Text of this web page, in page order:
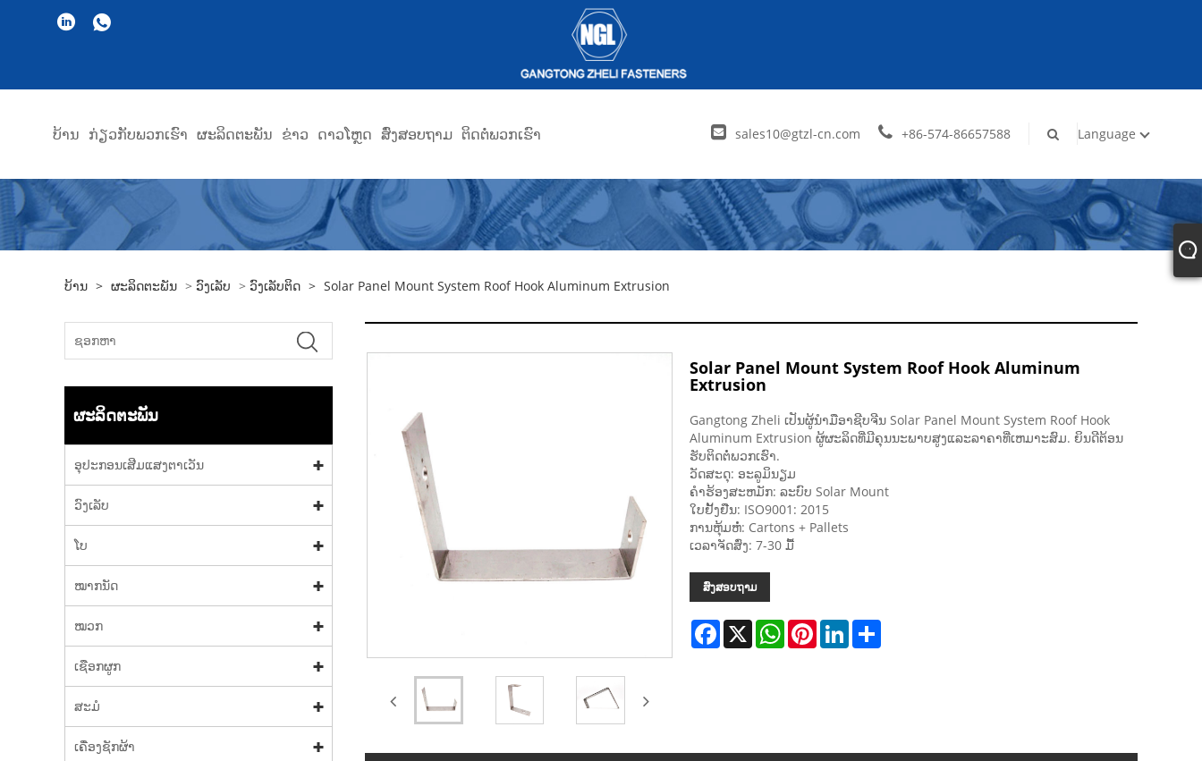
ບ້ານ ກ່ຽວ​ກັບ​ພວກ​ເຮົາ ຜະລິດຕະພັນ ຂ່າວ ດາວໂຫຼດ ສົ່ງສອບຖາມ ຕິດຕໍ່ພວກເຮົາ sales10@gtzl-cn.com +86-574-86657588 Language
ບ້ານ > ຜະລິດຕະພັນ > ວົງເລັບ > ວົງເລັບຕິດ > Solar Panel Mount System Roof Hook Aluminum Extrusion
ຜະລິດຕະພັນ
ອຸປະກອນເສີມແສງຕາເວັນ
ວົງເລັບ
ໂບ
ໝາກນັດ
ໝວກ
ເຊືອກຜູກ
ສະມໍ
ເຄື່ອງຊັກຜ້າ
Solar Panel Mount System Roof Hook Aluminum
Extrusion
Gangtong Zheli ເປັນຜູ້ນໍາມືອາຊີບຈີນ Solar Panel Mount System Roof Hook
Aluminum Extrusion ຜູ້ຜະລິດທີ່ມີຄຸນນະພາບສູງແລະລາຄາທີ່ເຫມາະສົມ. ຍິນດີຕ້ອນ
ຮັບຕິດຕໍ່ພວກເຮົາ.
ວັດສະດຸ: ອະລູມິນຽມ
ຄໍາຮ້ອງສະຫມັກ: ລະບົບ Solar Mount
ໃບຢັ້ງຢືນ: ISO9001: 2015
ການຫຸ້ມຫໍ່: Cartons + Pallets
ເວລາຈັດສົ່ງ: 7-30 ມື້
ສົ່ງສອບຖາມ
Facebook
X WhatsAppPinterestLinkedInShare